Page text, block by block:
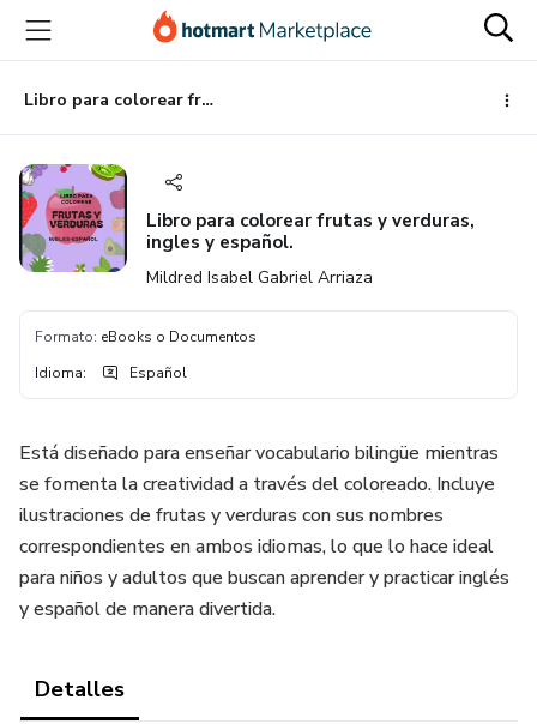
principal
página
de
página
Libro para colorear frutas y verduras, ingles y español.
Libro para colorear frutas y verduras,
ingles y español.
Mildred Isabel Gabriel Arriaza
Formato: eBooks o Documentos
Idioma: Español
Está diseñado para enseñar vocabulario bilingüe mientras
se fomenta la creatividad a través del coloreado. Incluye
ilustraciones de frutas y verduras con sus nombres
correspondientes en ambos idiomas, lo que lo hace ideal
para niños y adultos que buscan aprender y practicar inglés
y español de manera divertida.
Detalles